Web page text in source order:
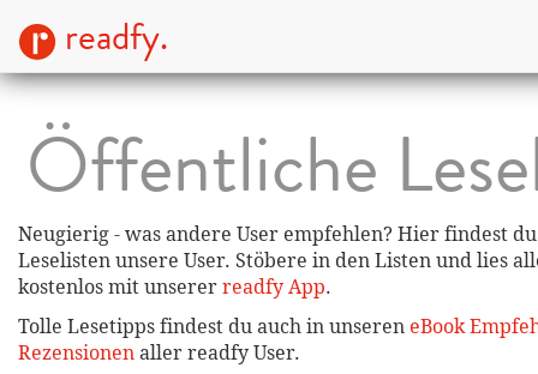
readfy.
Öffentliche
Neugierig - was andere User empfehlen? Hier findest
Leselisten unsere User. Stöbere in den Listen und lies
kostenlos mit unsererreadfy App.
Tolle Lesetipps findest du auch in unseren eBook
Rezensionenaller readfy User.